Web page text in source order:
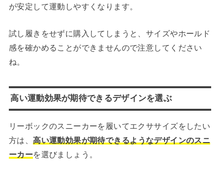
が安定して運動しやすくなります。
試し履きをせずに購入してしまうと、サイズやホールド
感を確かめることができませんので注意してください
ね。
高い運動効果が期待できるデザインを選ぶ
リーボックのスニーカーを履いてエクササイズをしたい
方は、高い運動効果が期待できるようなデザインのスニ
ーカーを選びましょう。